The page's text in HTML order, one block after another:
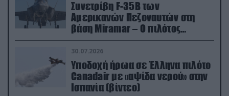
Συνετρίβη F-35B των
Αμερικανών Πεζοναυτών στη
βάση Miramar – Ο πιλότος
εκτινάχθηκε εγκαίρως
30.07.2026
Υποδοχή ήρωα σε Έλληνα πιλότο
Canadair με «αψίδα νερού» στην
Ισπανία (βίντεο)